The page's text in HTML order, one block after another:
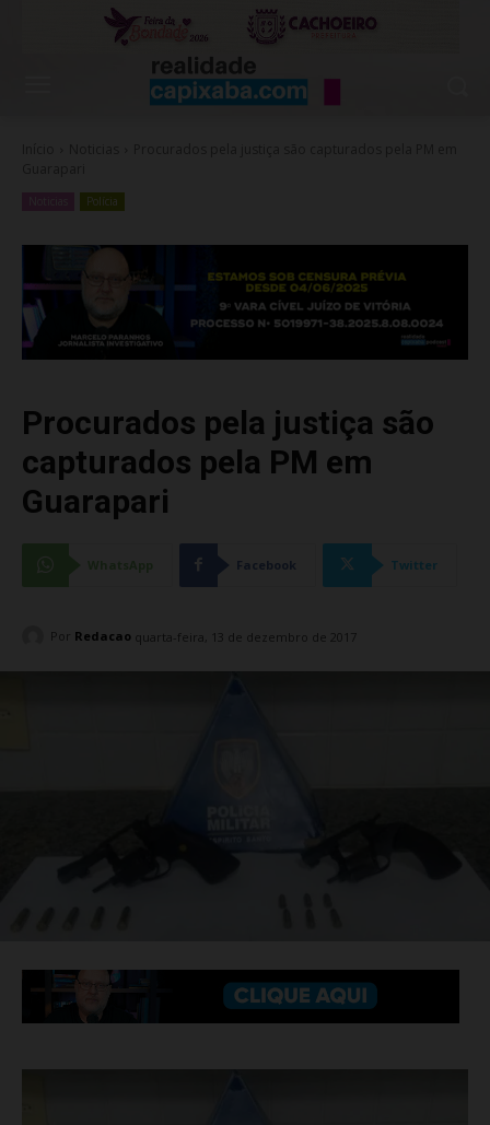
Polícia
Procurados pela justiça são
capturados pela PM em
Guarapari
Facebook Twitter
Por Redacao quarta-feira, 13 de dezembro de 2017